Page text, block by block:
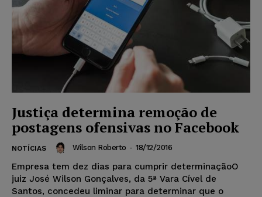
Justiça determina remoção de
postagens ofensivas no Facebook
NOTÍCIAS Wilson Roberto - 18/12/2016
Empresa tem dez dias para cumprir determinaçãoO
juiz José Wilson Gonçalves, da 5ª Vara Cível de
Santos, concedeu liminar para determinar que o